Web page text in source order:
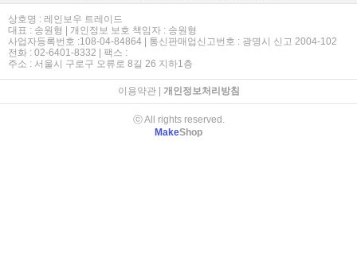
상호명 : 레인보우 트레이드
대표 : 송원형 | 개인정보 보호 책임자 : 송원형
사업자등록번호 :108-04-84864 | 통신판매업신고번호 : 광명시 신고 2004-102
전화 : 02-6401-8332 | 팩스 :
주소 : 서울시 구로구 오류로 8길 26 지하1층
이용약관| 개인정보처리방침
ⓒ All rights reserved.
MakeShop